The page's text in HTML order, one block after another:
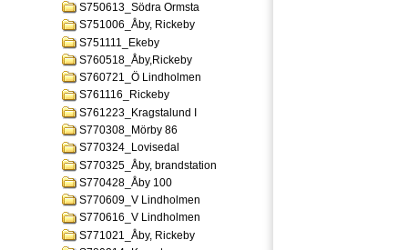
S750613_Södra Ormsta
S751006_Åby, Rickeby
S751111_Ekeby
S760518_Åby,Rickeby
S760721_Ö Lindholmen
S761116_Rickeby
S761223_Kragstalund I
S770308_Mörby 86
S770324_Lovisedal
S770325_Åby, brandstation
S770428_Åby 100
S770609_V Lindholmen
S770616_V Lindholmen
S771021_Åby, Rickeby